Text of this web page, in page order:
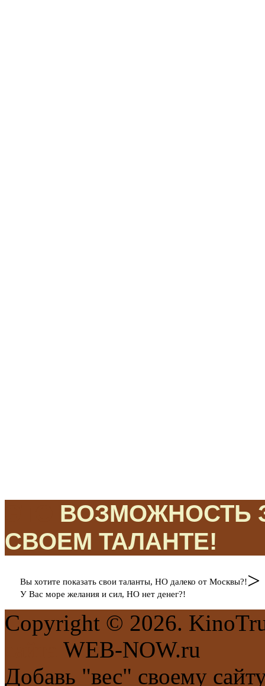
ВОЗМОЖНОСТЬ
СВОЕМ ТАЛАНТЕ!
Вы хотите показать свои таланты, НО далеко от Москвы?!
У Вас море желания и сил, НО нет денег?!
>
Copyright © 2026.
WEB-NOW.ru
Добавь "вес" своему